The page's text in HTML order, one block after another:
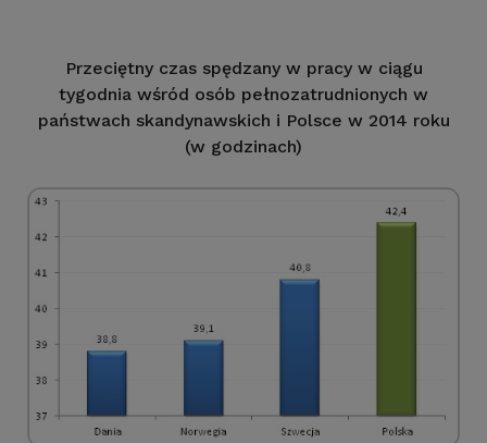
Przeciętny czas spędzany w pracy w ciągu
tygodnia wśród osób pełnozatrudnionych w
państwach skandynawskich i Polsce w 2014 roku
(w godzinach)